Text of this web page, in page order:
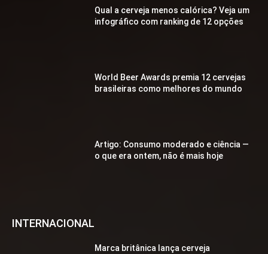
Qual a cerveja menos calórica? Veja um
infográfico com ranking de 12 opções
World Beer Awards premia 12 cervejas
brasileiras como melhores do mundo
Artigo: Consumo moderado e ciência —
o que era ontem, não é mais hoje
INTERNACIONAL
Marca britânica lança cerveja